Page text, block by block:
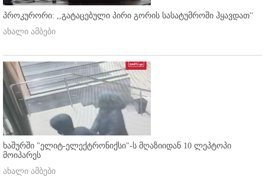
პროკურორი: ,,გატაცებული პირი გორის სასატუმროში ჰყავდათ''
ახალი ამბები
ხაშურში "ელიტ-ელექტრონიქსი"-ს მღაზიიდან 10 ლეპტოპი
მოიპარეს
ახალი ამბები